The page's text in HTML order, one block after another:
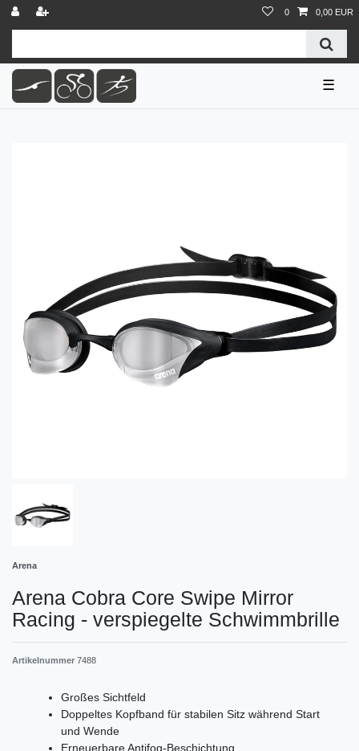
0 0,00 EUR
☰
Arena
Arena Cobra Core Swipe Mirror
Racing - verspiegelte Schwimmbrille
Artikelnummer 7488
Großes Sichtfeld
Doppeltes Kopfband für stabilen Sitz während Start
und Wende
Erneuerbare Antifog-Beschichtung